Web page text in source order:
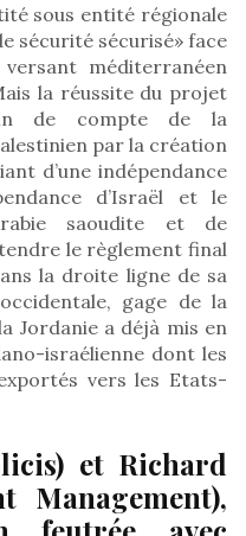
sous entité régionale
sécurité sécurisé» face
méditerranéen
la réussite du projet
de compte de la
par la création
d’une indépendance
d’Israël et le
saoudite et de
le règlement final
la droite ligne de sa
gage de la
Jordanie a déjà mis en
israélienne dont les
vers les Etats-
et Richard
Management),